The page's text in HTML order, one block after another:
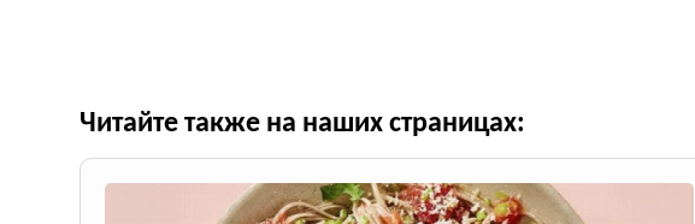
Читайте также на наших страницах: